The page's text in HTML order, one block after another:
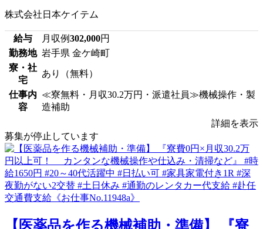
株式会社日本ケイテム
給与 月収例302,000円
勤務地 岩手県 金ケ崎町
寮・社
宅
あり（無料）
仕事内
容
≪寮無料・月収30.2万円・派遣社員≫機械操作・製
造補助
詳細を表示
募集が停止しています
【医薬品を作る機械補助・準備】 『寮